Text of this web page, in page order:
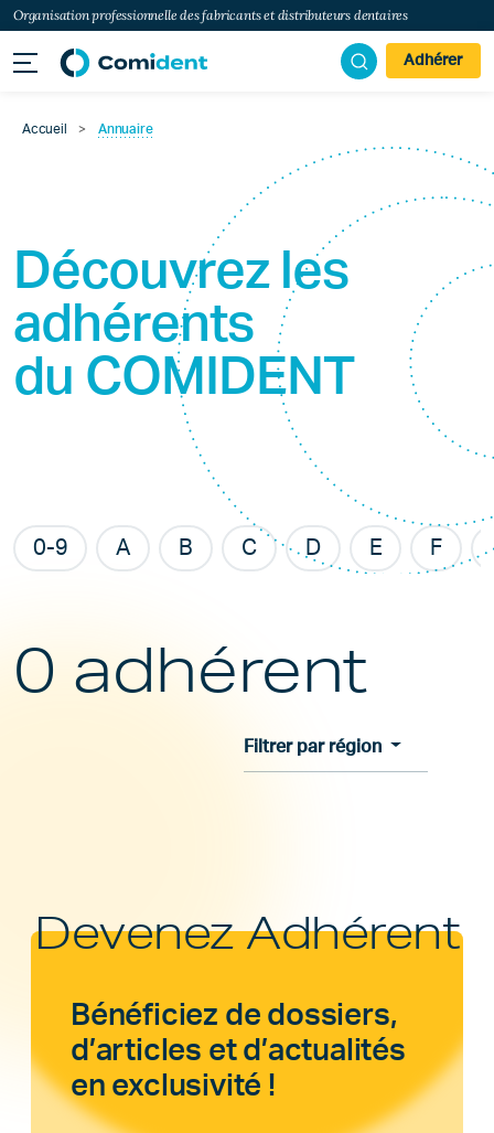
Organisation professionnelle des fabricants et distributeurs dentaires
Adhérer
Accueil > Annuaire
Découvrez les
adhérents
du COMIDENT
0-9 A B C D E F
0 adhérent
Filtrer par région
Devenez Adhérent
Bénéficiez de dossiers,
d’articles et d’actualités
en exclusivité !